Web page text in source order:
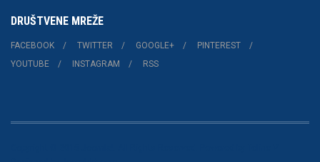
DRUŠTVENE MREŽE
FACEBOOK TWITTER GOOGLE+
PINTEREST
YOUTUBE
INSTAGRAM RSS